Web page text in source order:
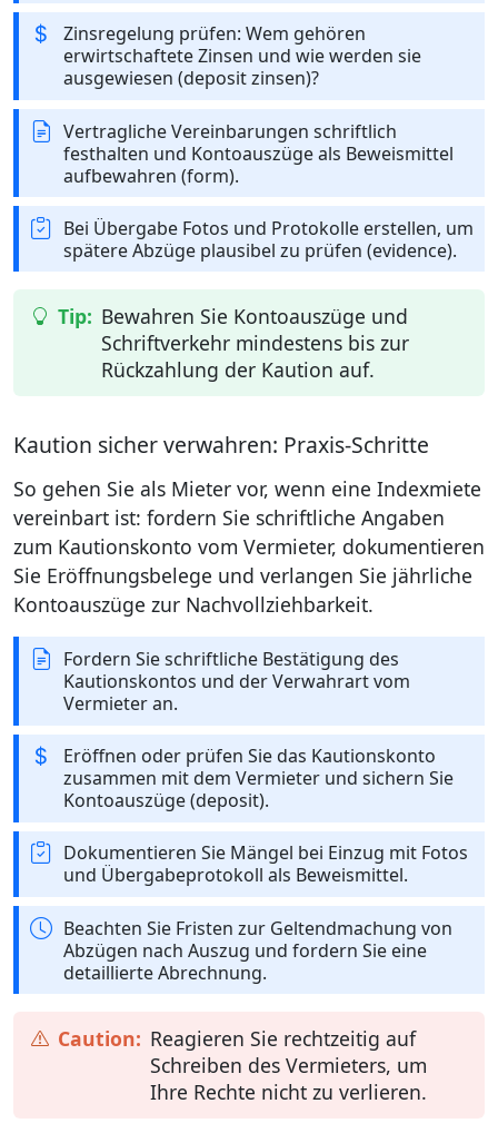
Zinsregelung prüfen: Wem gehören
erwirtschaftete Zinsen und wie werden sie
ausgewiesen (deposit zinsen)?
Vertragliche Vereinbarungen schriftlich
festhalten und Kontoauszüge als Beweismittel
aufbewahren (form).
Bei Übergabe Fotos und Protokolle erstellen, um
spätere Abzüge plausibel zu prüfen (evidence).
Bewahren Sie Kontoauszüge und
Schriftverkehr mindestens bis zur
Rückzahlung der Kaution auf.
Kaution sicher verwahren: Praxis-Schritte
So gehen Sie als Mieter vor, wenn eine Indexmiete
vereinbart ist: fordern Sie schriftliche Angaben
zum Kautionskonto vom Vermieter, dokumentieren
Sie Eröffnungsbelege und verlangen Sie jährliche
Kontoauszüge zur Nachvollziehbarkeit.
Fordern Sie schriftliche Bestätigung des
Kautionskontos und der Verwahrart vom
Vermieter an.
Eröffnen oder prüfen Sie das Kautionskonto
zusammen mit dem Vermieter und sichern Sie
Kontoauszüge (deposit).
Dokumentieren Sie Mängel bei Einzug mit Fotos
und Übergabeprotokoll als Beweismittel.
Beachten Sie Fristen zur Geltendmachung von
Abzügen nach Auszug und fordern Sie eine
detaillierte Abrechnung.
Reagieren Sie rechtzeitig auf
Schreiben des Vermieters, um
Ihre Rechte nicht zu verlieren.